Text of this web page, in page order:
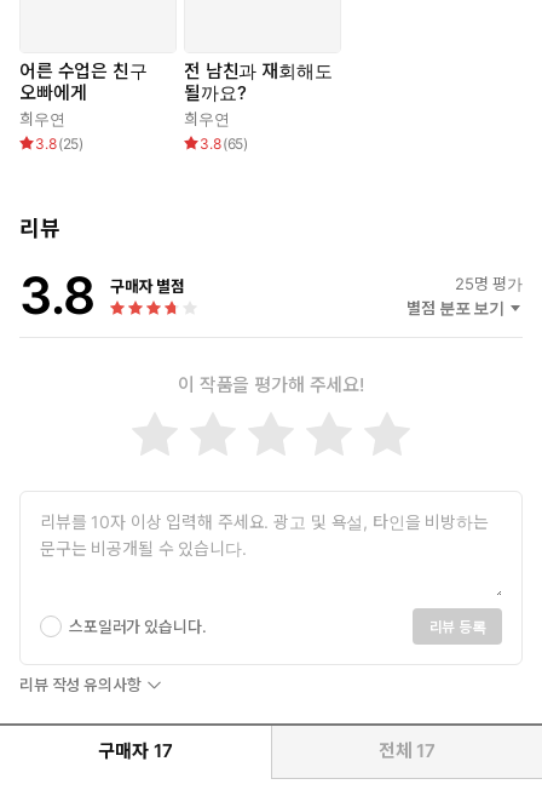
어른 수업은 친구
오빠에게
희우연
3.8(25)
전 남친과 재회해도
될까요?
희우연
3.8(65)
리뷰
3.8 구매자 별점 25명 평가
별점 분포 보기
이 작품을 평가해 주세요!
스포일러가 있습니다. 리뷰 등록
리뷰 작성 유의사항
구매자 17 전체 17